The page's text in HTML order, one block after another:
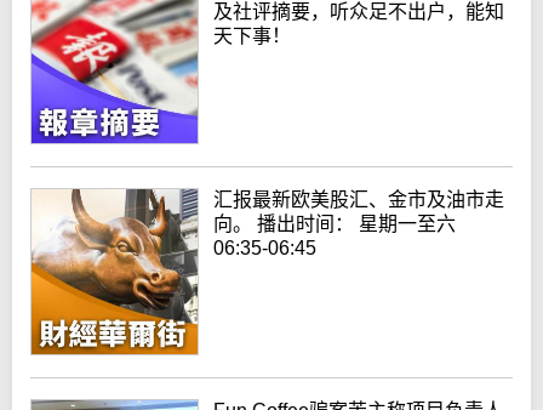
及社评摘要，听众足不出户，能知
天下事！
汇报最新欧美股汇、金市及油市走
向。 播出时间： 星期一至六
06:35-06:45